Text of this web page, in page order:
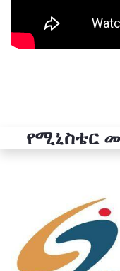
የሚኒስቴር